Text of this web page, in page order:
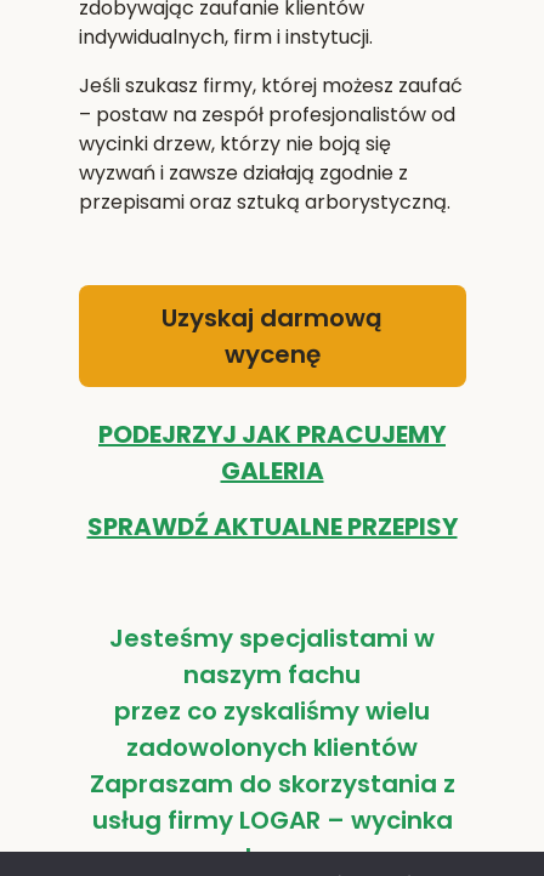
zdobywając zaufanie klientów
indywidualnych, firm i instytucji.
Jeśli szukasz firmy, której możesz zaufać
– postaw na zespół profesjonalistów od
wycinki drzew, którzy nie boją się
wyzwań i zawsze działają zgodnie z
przepisami oraz sztuką arborystyczną.
Uzyskaj darmową
wycenę
PODEJRZYJ JAK PRACUJEMY
GALERIA
SPRAWDŹ AKTUALNE PRZEPISY
Jesteśmy specjalistami w
naszym fachu
przez co zyskaliśmy wielu
zadowolonych klientów
Zapraszam do skorzystania z
usług firmy LOGAR – wycinka
drzew